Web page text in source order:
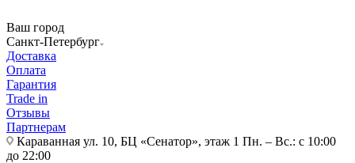
Ваш город
Санкт-Петербург
Доставка
Оплата
Гарантия
Trade in
Отзывы
Партнерам
Караванная ул. 10, БЦ «Сенатор», этаж 1 Пн. – Вс.: с 10:00
до 22:00